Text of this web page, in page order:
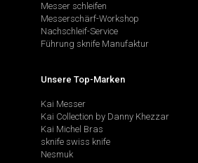
Messer schleifen
Messerschärf-Workshop
Nachschleif-Service
Führung sknife Manufaktur
Unsere Top-Marken
Kai Messer
Kai Collection by Danny Khezzar
Kai Michel Bras
sknife swiss knife
Nesmuk